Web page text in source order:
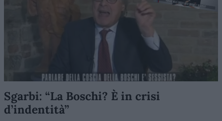
Sgarbi: “La Boschi? È in crisi
d’indentità”